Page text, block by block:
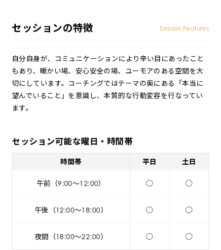
セッションの特徴 Session Features
自分自身が、コミュニケーションにより辛い目にあったこと
もあり、暖かい場、安心安全の場、ユーモアのある空間を大
切にしています。コーチングではテーマの奥にある「本当に
望んでいること」を意識し、本質的な行動変容を行なってい
ます。
セッション可能な曜日・時間帯
時間帯 平日 土日
午前（9:00～12:00） ◯ ◯
午後（12:00～18:00） ◯ ◯
夜間（18:00～22:00） ◯ ◯